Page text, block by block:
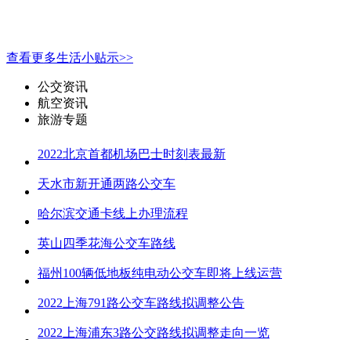
查看更多生活小贴示>>
公交资讯
航空资讯
旅游专题
2022北京首都机场巴士时刻表最新
天水市新开通两路公交车
哈尔滨交通卡线上办理流程
英山四季花海公交车路线
福州100辆低地板纯电动公交车即将上线运营
2022上海791路公交车路线拟调整公告
2022上海浦东3路公交路线拟调整走向一览